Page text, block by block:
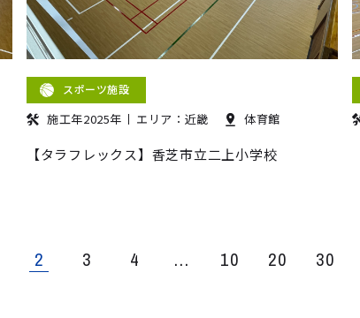
スポーツ施設
施工年2025年 エリア：近畿 体育館
【タラフレックス】香芝市立二上小学校
2 3 4 ... 10 20 30